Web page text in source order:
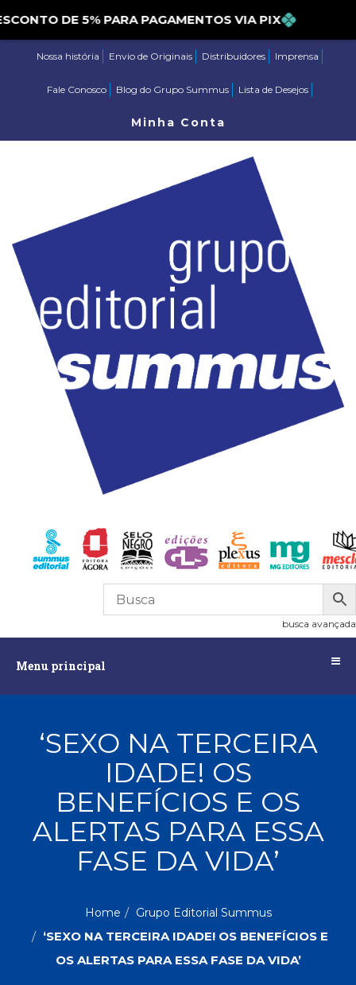
DESCONTO DE 5% PARA PAGAMENTOS VIA PIX
Nossa história Envio de Originais Distribuidores Imprensa
Fale Conosco Blog do Grupo Summus Lista de Desejos
Minha Conta
busca avançada
Menu principal
principalAssuntos
Administração,
Astrologia
(27)
Atualidades,
Política,
Direitos
(95)
Biografias,
VENDIDOS
PROFESSORES
‘SEXO NA TERCEIRA
IDADE! OS
BENEFÍCIOS E OS
ALERTAS PARA ESSA
FASE DA VIDA’
Home Grupo Editorial Summus
‘SEXO NA TERCEIRA IDADE! OS BENEFÍCIOS E
OS ALERTAS PARA ESSA FASE DA VIDA’